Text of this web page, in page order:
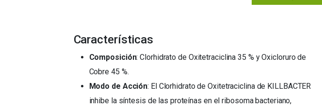
Características
Composición: Clorhidrato de Oxitetraciclina 35 % y Oxicloruro de
Cobre 45 %.
Modo de Acción: El Clorhidrato de Oxitetraciclina de KILLBACTER
inhibe la síntesis de las proteínas en el ribosoma bacteriano,